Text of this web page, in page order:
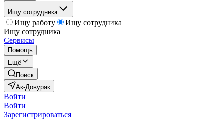
Ищу сотрудника
Ищу работу
Ищу сотрудника
Ищу сотрудника
Сервисы
Помощь
Ещё
Поиск
Ак-Довурак
Войти
Войти
Зарегистрироваться